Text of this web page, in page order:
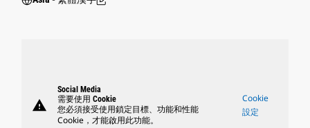
warning
Social Media
需要使用 Cookie
您必須接受使用鎖定目標、功能和性能
Cookie，才能啟用此功能。
Cookie
設定